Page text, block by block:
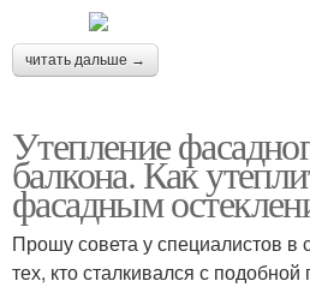
читать дальше →
Утепление
балкона. Как
фасадным
Прошу совета у специалистов в
тех, кто сталкивался с